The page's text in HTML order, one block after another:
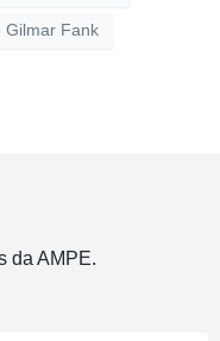
Gilmar Fank
da AMPE.